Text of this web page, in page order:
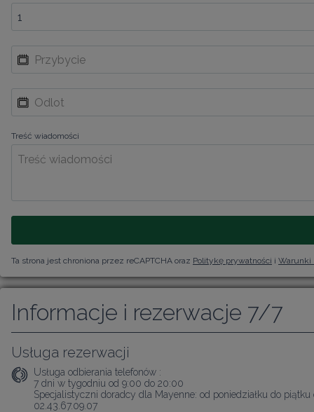
Treść wiadomości
Ta strona jest chroniona przez reCAPTCHA oraz Politykę prywatności i Warunki
Informacje i rezerwacje 7/7
Usługa rezerwacji
Usługa odbierania telefonów :
7 dni w tygodniu od 9:00 do 20:00
Specjalistyczni doradcy dla Mayenne: od poniedziałku do
02.43.67.09.07